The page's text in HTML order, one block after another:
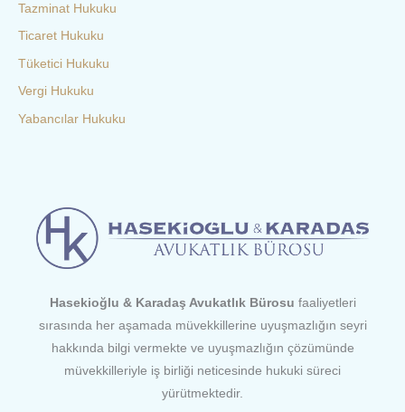
Tazminat Hukuku
Ticaret Hukuku
Tüketici Hukuku
Vergi Hukuku
Yabancılar Hukuku
Hasekioğlu & Karadaş Avukatlık Bürosu faaliyetleri
sırasında her aşamada müvekkillerine uyuşmazlığın seyri
hakkında bilgi vermekte ve uyuşmazlığın çözümünde
müvekkilleriyle iş birliği neticesinde hukuki süreci
yürütmektedir.